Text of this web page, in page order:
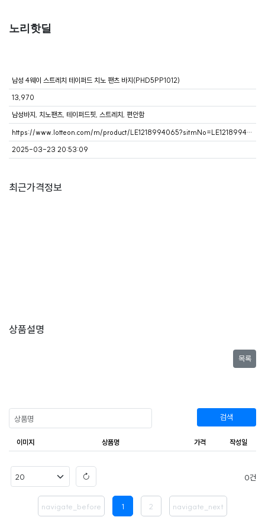
노리핫딜
남성 4웨이 스트레치 테이퍼드 치노 팬츠 바지(PHD5PP1012)
13,970
남성바지, 치노팬츠, 테이퍼드핏, 스트레치, 편안함
https://www.lotteon.com/m/product/LE1218994065?sitmNo=LE1218994065_1312922984&ch_no=101158&ch_dtl_no=1035085&entryPoint=pcs&dp_infw_cd=CHT&NaPm=ct%3Dm8lb6hl4%7Cci%3D2f63d312a411b7bc65ef18952519e9be2b8fa6b7%7Ctr%3Dslsl%7Csn%3D1243359%7Chk%3D3fdf10c513ce222
2025-03-23 20:53:09
최근가격정보
상품설명
목록
검색
이미지 상품명 가격 작성일
navigate_before 1 2 navigate_next
0